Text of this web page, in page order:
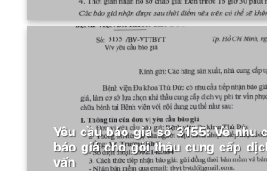
Yêu cầu báo giá số 3155: Về nhu
báo giá cho gói thầu cung cấp
vấn